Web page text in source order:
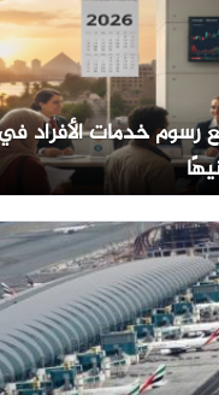
رسوم خدمات الأفراد